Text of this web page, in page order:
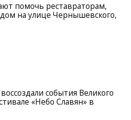
помочь реставраторам,
на улице Чернышевского,
события Великого
«Небо Славян» в